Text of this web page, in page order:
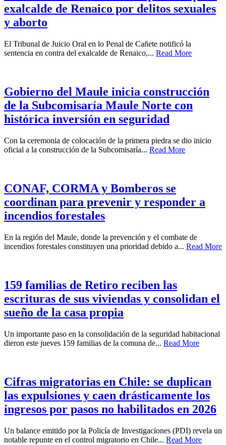
exalcalde de Renaico por delitos sexuales
y aborto
El Tribunal de Juicio Oral en lo Penal de Cañete notificó la
sentencia en contra del exalcalde de Renaico,... Read More
Gobierno del Maule inicia construcción
de la Subcomisaría Maule Norte con
histórica inversión en seguridad
Con la ceremonia de colocación de la primera piedra se dio inicio
oficial a la construcción de la Subcomisaría... Read More
CONAF, CORMA y Bomberos se
coordinan para prevenir y responder a
incendios forestales
En la región del Maule, donde la prevención y el combate de
incendios forestales constituyen una prioridad debido a... Read More
159 familias de Retiro reciben las
escrituras de sus viviendas y consolidan el
sueño de la casa propia
Un importante paso en la consolidación de la seguridad habitacional
dieron este jueves 159 familias de la comuna de... Read More
Cifras migratorias en Chile: se duplican
las expulsiones y caen drásticamente los
ingresos por pasos no habilitados en 2026
Un balance emitido por la Policía de Investigaciones (PDI) revela un
notable repunte en el control migratorio en Chile... Read More